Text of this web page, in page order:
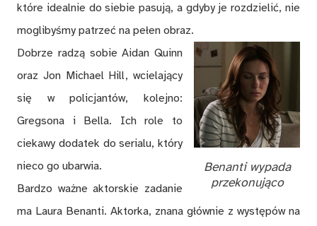
które idealnie do siebie pasują, a gdyby je rozdzielić, nie
moglibyśmy patrzeć na pełen obraz.
Benanti wypada
przekonująco
Dobrze radzą sobie Aidan Quinn
oraz Jon Michael Hill, wcielający
się w policjantów, kolejno:
Gregsona i Bella. Ich role to
ciekawy dodatek do serialu, który
nieco go ubarwia.
Bardzo ważne aktorskie zadanie
ma Laura Benanti. Aktorka, znana głównie z występów na